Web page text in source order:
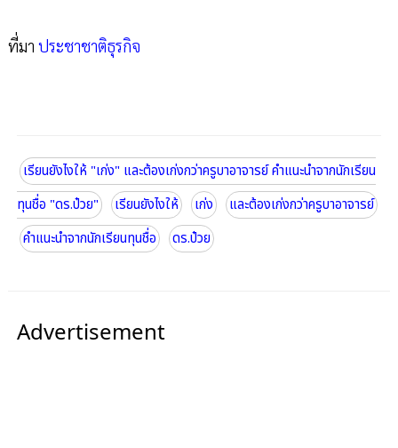
ที่มา ประชาชาติธุรกิจ
เรียนยังไงให้ "เก่ง" และต้องเก่งกว่าครูบาอาจารย์ คำแนะนำจากนักเรียน
ทุนชื่อ "ดร.ป๋วย"
เรียนยังไงให้ เก่ง
และต้องเก่งกว่าครูบาอาจารย์
คำแนะนำจากนักเรียนทุนชื่อ
ดร.ป๋วย
Advertisement